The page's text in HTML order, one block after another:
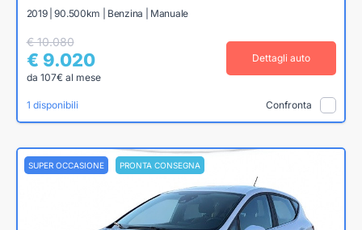
2019 | 90.500km | Benzina | Manuale
€ 10.080
€ 9.020
da 107€ al mese
Dettagli auto
1 disponibili Confronta
SUPER OCCASIONE PRONTA CONSEGNA